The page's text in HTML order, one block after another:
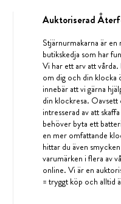
Auktoriserad
Stjärnurmakarna är en
butikskedja som har
Vi har ett arv att
om dig och din klocka
innebär att vi gärna
din klockresa. Oavsett
intresserad av att
behöver byta ett
en mer omfattande
hittar du även
varumärken i flera av
online. Vi är en
= tryggt köp och alltid